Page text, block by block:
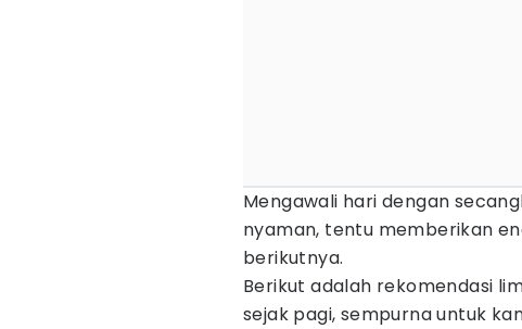
Mengawali hari dengan
nyaman, tentu memberikan
berikutnya.
Berikut adalah rekomendasi
sejak pagi, sempurna untuk